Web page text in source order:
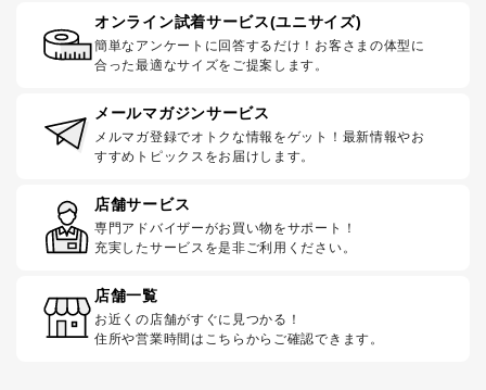
オンライン試着サービス(ユニサイズ)
簡単なアンケートに回答するだけ！お客さまの体型に
合った最適なサイズをご提案します。
メールマガジンサービス
メルマガ登録でオトクな情報をゲット！最新情報やお
すすめトピックスをお届けします。
店舗サービス
専門アドバイザーがお買い物をサポート！
充実したサービスを是非ご利用ください。
店舗一覧
お近くの店舗がすぐに見つかる！
住所や営業時間はこちらからご確認できます。